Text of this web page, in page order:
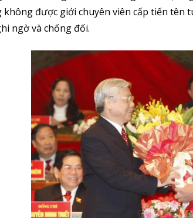
không được giới chuyên viên cấp tiến tên
ngờ và chống đối.